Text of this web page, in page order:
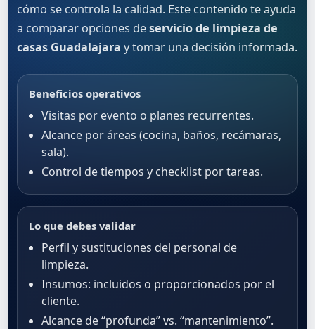
cómo se controla la calidad. Este contenido te ayuda
a comparar opciones deservicio de limpieza de
casas Guadalajara y tomar una decisión informada.
Beneficios operativos
Visitas por evento o planes recurrentes.
Alcance por áreas (cocina, baños, recámaras,
sala).
Control de tiempos y checklist por tareas.
Lo que debes validar
Perfil y sustituciones del personal de
limpieza.
Insumos: incluidos o proporcionados por el
cliente.
Alcance de “profunda” vs. “mantenimiento”.